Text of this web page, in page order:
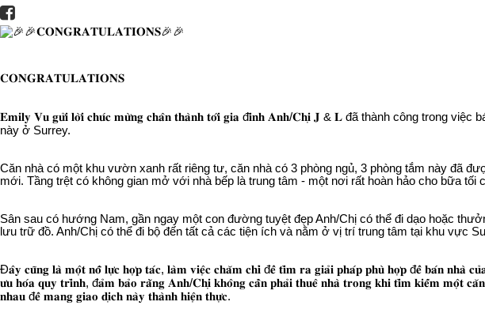
𝐂𝐎𝐍𝐆𝐑𝐀𝐓𝐔𝐋𝐀𝐓𝐈𝐎𝐍𝐒
𝐄𝐦𝐢𝐥𝐲 𝐕𝐮 𝐠𝐮̛̉𝐢 𝐥𝐨̛̀𝐢 𝐜𝐡𝐮́𝐜 𝐦𝐮̛̀𝐧𝐠 𝐜𝐡𝐚̂𝐧 𝐭𝐡𝐚̀𝐧𝐡 𝐭𝐨̛́𝐢 𝐠𝐢𝐚 đ𝐢̀𝐧𝐡 𝐀𝐧𝐡/𝐂𝐡𝐢̣ 𝐉 & 𝐋 đã thành công trong
này ở Surrey.
Căn nhà có một khu vườn xanh rất riêng tư, căn nhà có 3 phòng ngủ, 3 phòng tắm này đã
mới. Tầng trệt có không gian mở với nhà bếp là trung tâm - một nơi rất hoàn hảo cho bữa tối
Sân sau có hướng Nam, gần ngay một con đường tuyệt đẹp Anh/Chị có thể đi dạo hoặc
lưu trữ đồ. Anh/Chị có thể đi bộ đến tất cả các tiện ích và nằm ở vị trí trung tâm tại khu vực
Đ𝐚̂𝐲 𝐜𝐮̃𝐧𝐠 𝐥𝐚̀ 𝐦𝐨̣̂𝐭 𝐧𝐨̂̃ 𝐥𝐮̛̣𝐜 𝐡𝐨̛̣𝐩 𝐭𝐚́𝐜, 𝐥𝐚̀𝐦 𝐯𝐢𝐞̣̂𝐜 𝐜𝐡𝐚̆𝐦 𝐜𝐡𝐢̉ đ𝐞̂̉ 𝐭𝐢̀𝐦 𝐫𝐚 𝐠𝐢𝐚̉𝐢 𝐩𝐡𝐚́𝐩 𝐩𝐡𝐮̀ 𝐡𝐨̛̣𝐩 đ𝐞̂̉ 𝐛𝐚́𝐧 𝐧𝐡𝐚̀
𝐮̛𝐮 𝐡𝐨́𝐚 𝐪𝐮𝐲 𝐭𝐫𝐢̀𝐧𝐡, đ𝐚̉𝐦 𝐛𝐚̉𝐨 𝐫𝐚̆̀𝐧𝐠 𝐀𝐧𝐡/𝐂𝐡𝐢̣ 𝐤𝐡𝐨̂𝐧𝐠 𝐜𝐚̂̀𝐧 𝐩𝐡𝐚̉𝐢 𝐭𝐡𝐮𝐞̂ 𝐧𝐡𝐚̀ 𝐭𝐫𝐨𝐧𝐠 𝐤𝐡𝐢 𝐭𝐢̀𝐦 𝐤𝐢𝐞̂́𝐦 𝐦𝐨̣̂𝐭
𝐧𝐡𝐚𝐮 đ𝐞̂̉ 𝐦𝐚𝐧𝐠 𝐠𝐢𝐚𝐨 𝐝𝐢̣𝐜𝐡 𝐧𝐚̀𝐲 𝐭𝐡𝐚̀𝐧𝐡 𝐡𝐢𝐞̣̂𝐧 𝐭𝐡𝐮̛̣𝐜.